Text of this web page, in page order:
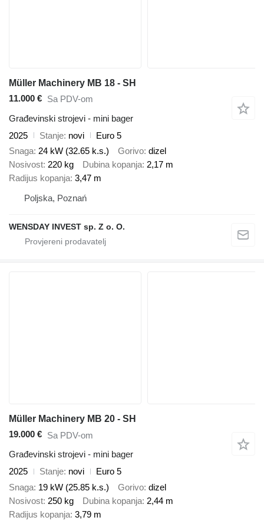
Müller Machinery MB 18 - SH
11.000 € Sa PDV-om
Građevinski strojevi - mini bager
2025
Stanje novi
Euro 5
Snaga 24 kW (32.65 k.s.) Gorivo dizel
Nosivost 220 kg Dubina kopanja 2,17 m
Radijus kopanja 3,47 m
Poljska, Poznań
WENSDAY INVEST sp. Z o. O.
Müller Machinery MB 20 - SH
19.000 € Sa PDV-om
Građevinski strojevi - mini bager
2025
Stanje novi
Euro 5
Snaga 19 kW (25.85 k.s.) Gorivo dizel
Nosivost 250 kg Dubina kopanja 2,44 m
Radijus kopanja 3,79 m